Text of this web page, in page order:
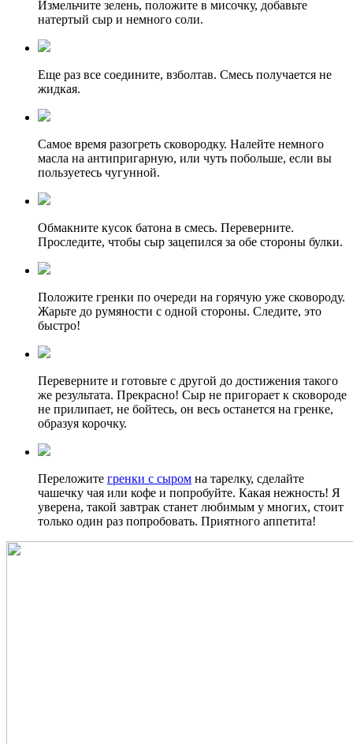
Измельчите зелень, положите в мисочку, добавьте
натертый сыр и немного соли.
Еще раз все соедините, взболтав. Смесь получается не
жидкая.
Самое время разогреть сковородку. Налейте немного
масла на антипригарную, или чуть побольше, если вы
пользуетесь чугунной.
Обмакните кусок батона в смесь. Переверните.
Проследите, чтобы сыр зацепился за обе стороны булки.
Положите гренки по очереди на горячую уже сковороду.
Жарьте до румяности с одной стороны. Следите, это
быстро!
Переверните и готовьте с другой до достижения такого
же результата. Прекрасно! Сыр не пригорает к сковороде
не прилипает, не бойтесь, он весь останется на гренке,
образуя корочку.
Переложите гренки с сыром на тарелку, сделайте
чашечку чая или кофе и попробуйте. Какая нежность! Я
уверена, такой завтрак станет любимым у многих, стоит
только один раз попробовать. Приятного аппетита!